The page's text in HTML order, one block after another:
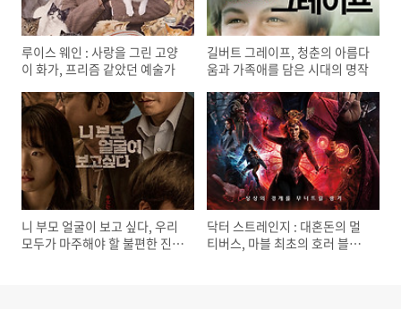
루이스 웨인 : 사랑을 그린 고양
이 화가, 프리즘 같았던 예술가
길버트 그레이프, 청춘의 아름다
움과 가족애를 담은 시대의 명작
니 부모 얼굴이 보고 싶다, 우리
모두가 마주해야 할 불편한 진실
닥터 스트레인지 : 대혼돈의 멀
티버스, 마블 최초의 호러 블록